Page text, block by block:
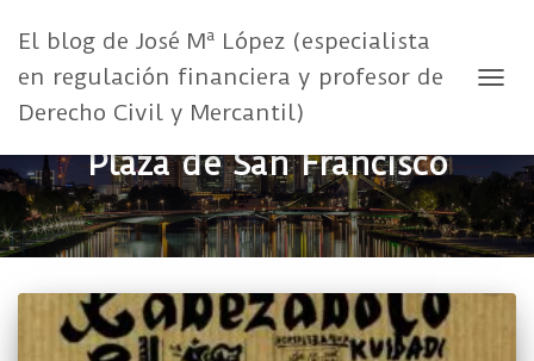
El blog de José Mª López (especialista
en regulación financiera y profesor de
Derecho Civil y Mercantil)
Plaza de San Francisco